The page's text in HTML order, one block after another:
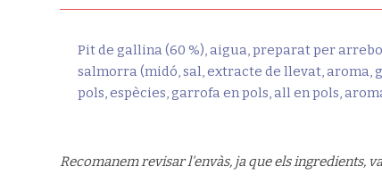
Pit de gallina (60 %), aigua, preparat per
salmorra (midó, sal, extracte de llevat, aroma,
pols, espècies, garrofa en pols, all en pols,
Recomanem revisar l'envàs, ja que els ingredients,